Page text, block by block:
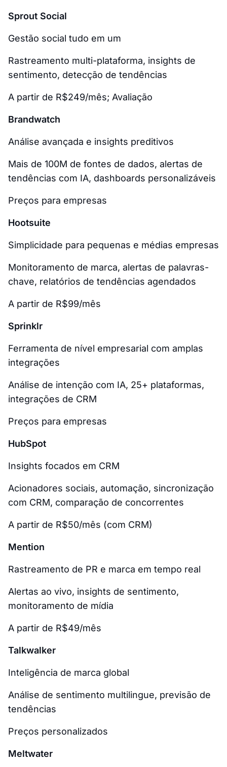
Sprout Social
Gestão social tudo em um
Rastreamento multi-plataforma, insights de
sentimento, detecção de tendências
A partir de R$249/mês; Avaliação
Brandwatch
Análise avançada e insights preditivos
Mais de 100M de fontes de dados, alertas de
tendências com IA, dashboards personalizáveis
Preços para empresas
Hootsuite
Simplicidade para pequenas e médias empresas
Monitoramento de marca, alertas de palavras-
chave, relatórios de tendências agendados
A partir de R$99/mês
Sprinklr
Ferramenta de nível empresarial com amplas
integrações
Análise de intenção com IA, 25+ plataformas,
integrações de CRM
Preços para empresas
HubSpot
Insights focados em CRM
Acionadores sociais, automação, sincronização
com CRM, comparação de concorrentes
A partir de R$50/mês (com CRM)
Mention
Rastreamento de PR e marca em tempo real
Alertas ao vivo, insights de sentimento,
monitoramento de mídia
A partir de R$49/mês
Talkwalker
Inteligência de marca global
Análise de sentimento multilingue, previsão de
tendências
Preços personalizados
Meltwater